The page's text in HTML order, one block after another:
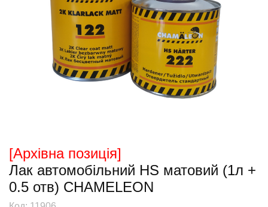
[Архiвна позицiя]
Лак автомобільний HS матовий (1л +
0.5 отв) CHAMELEON